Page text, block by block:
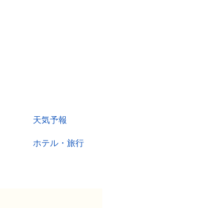
天気予報
ホテル・旅行